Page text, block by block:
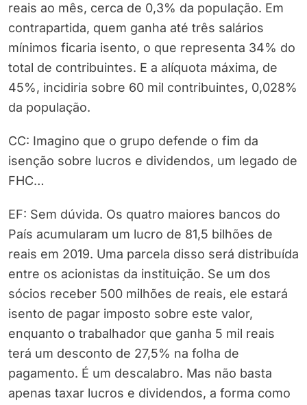
reais ao mês, cerca de 0,3% da população. Em
contrapartida, quem ganha até três salários
mínimos ficaria isento, o que representa 34% do
total de contribuintes. E a alíquota máxima, de
45%, incidiria sobre 60 mil contribuintes, 0,028%
da população.
CC: Imagino que o grupo defende o fim da
isenção sobre lucros e dividendos, um legado de
FHC…
EF: Sem dúvida. Os quatro maiores bancos do
País acumularam um lucro de 81,5 bilhões de
reais em 2019. Uma parcela disso será distribuída
entre os acionistas da instituição. Se um dos
sócios receber 500 milhões de reais, ele estará
isento de pagar imposto sobre este valor,
enquanto o trabalhador que ganha 5 mil reais
terá um desconto de 27,5% na folha de
pagamento. É um descalabro. Mas não basta
apenas taxar lucros e dividendos, a forma como